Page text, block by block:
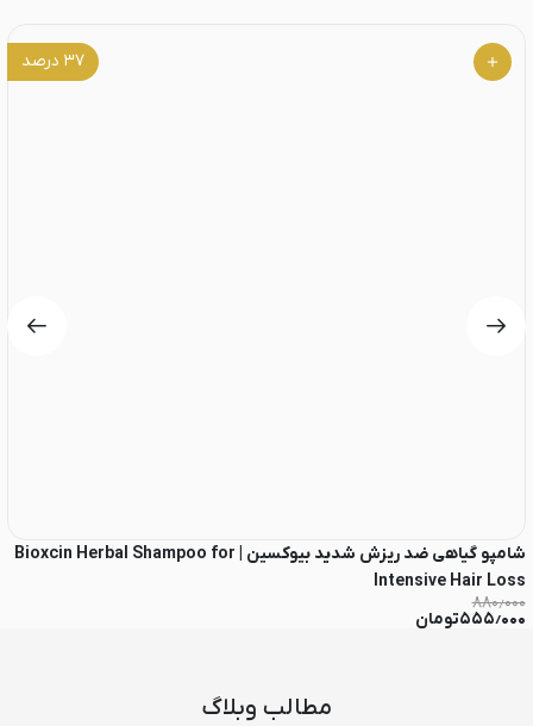
۳۷درصد
شامپو گیاهی ضد ریزش شدید بیوکسین | Bioxcin Herbal Shampoo for
Intensive Hair Loss
۸۸۰٫۰۰۰
۵۵۵٫۰۰۰تومان
مطالب وبلاگ